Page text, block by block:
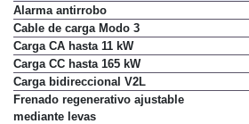
Alarma antirrobo
Cable de carga Modo 3
Carga CA hasta 11 kW
Carga CC hasta 165 kW
Carga bidireccional V2L
Frenado regenerativo ajustable
mediante levas